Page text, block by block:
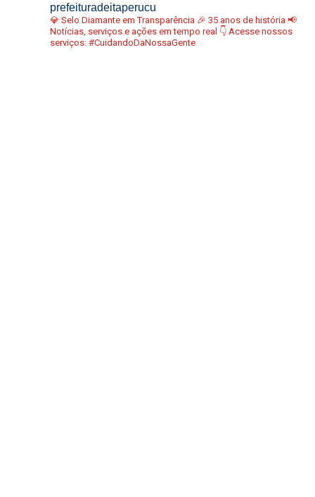
prefeituradeitaperucu
💎 Selo Diamante em Transparência 🎉 35 anos de história 📢
Notícias, serviços e ações em tempo real 👇 Acesse nossos
serviços: #CuidandoDaNossaGente